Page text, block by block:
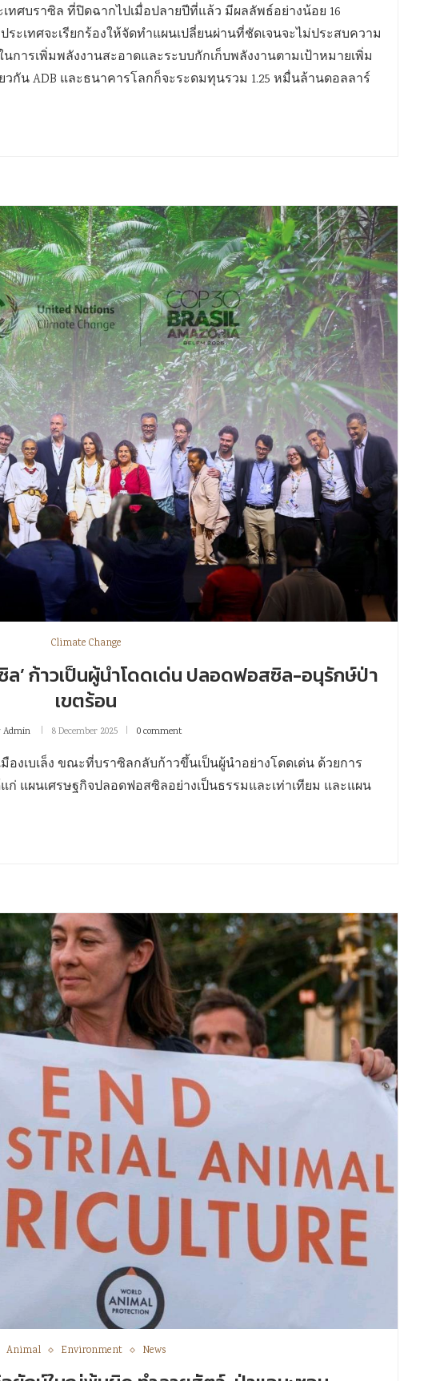
เทศบราซิล ที่ปิดฉากไปเมื่อปลายปีที่แล้ว มีผลลัพธ์อย่างน้อย 16
ระเทศจะเรียกร้องให้จัดทำแผนเปลี่ยนผ่านที่ชัดเจนจะไม่ประสบความ
การเพิ่มพลังงานสะอาดและระบบกักเก็บพลังงานตามเป้าหมายเพิ่ม
กัน ADB และธนาคารโลกก็จะระดมทุนรวม 1.25 หมื่นล้านดอลลาร์
Climate Change
ล’ ก้าวเป็นผู้นำโดดเด่น ปลอดฟอสซิล-อนุรักษ์ป่า
เขตร้อน
Admin 8 December 2025 0 comment
องเบเล็ง ขณะที่บราซิลกลับก้าวขึ้นเป็นผู้นำอย่างโดดเด่น ด้วยการ
แผนเศรษฐกิจปลอดฟอสซิลอย่างเป็นธรรมและเท่าเทียม และแผน
Animal Environment News